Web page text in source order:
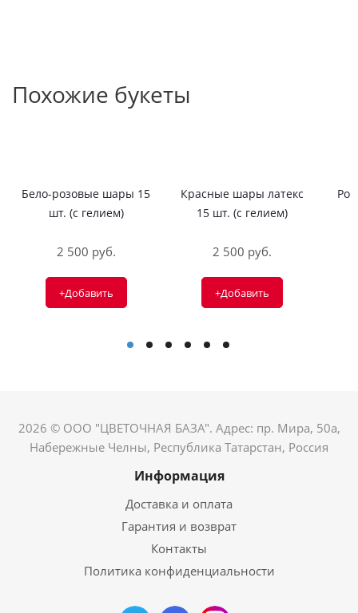
Похожие букеты
Бело-розовые шары 15
шт. (с гелием)
2 500 руб.
+Добавить
Красные шары латекс
15 шт. (с гелием)
2 500 руб.
+Добавить
2026 © ООО "ЦВЕТОЧНАЯ БАЗА". Адрес: пр. Мира, 50а,
Набережные Челны, Республика Татарстан, Россия
Информация
Доставка и оплата
Гарантия и возврат
Контакты
Политика конфиденциальности